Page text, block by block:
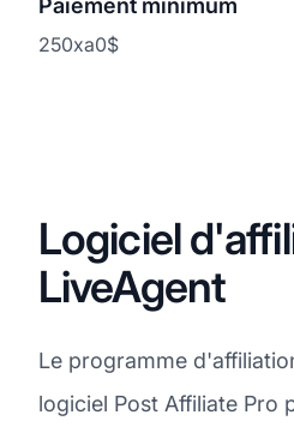
Paiement minimum
250xa0$
Logiciel
LiveAgent
Le programme
logiciel Post Affiliate Pro